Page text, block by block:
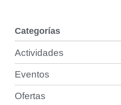
Categorías
Actividades
Eventos
Ofertas